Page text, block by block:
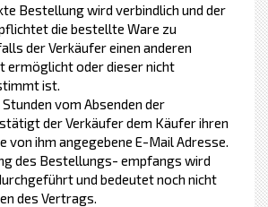
Bestellung wird verbindlich und der
die bestellte Ware zu
der Verkäufer einen anderen
ermöglicht oder dieser nicht
ist.
vom Absenden der
der Verkäufer dem Käufer ihren
von ihm angegebene E-Mail Adresse.
des Bestellungs- empfangs wird
und bedeutet noch nicht
des Vertrags.